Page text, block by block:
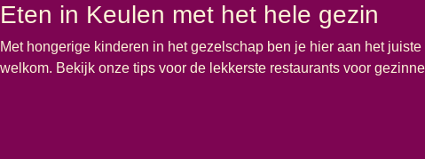
Eten in Keulen met het hele gezin
Met hongerige kinderen in het gezelschap ben je hier aan het
welkom. Bekijk onze tips voor de lekkerste restaurants voor